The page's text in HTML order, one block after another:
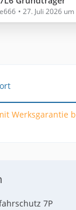
27. Juli 2026 um
Werksgarantie
7P